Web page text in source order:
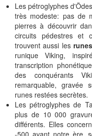
Les pétroglyphes
très modeste: pas de
pierres à découvrir
circuits pédestres et
trouvent aussi les
runique Viking,
transcription
des conquérants
remarquable, gravée
runes restées secrètes.
Les pétroglyphes de
plus de 10 000
différents. Elles
-500 avant notre ère,